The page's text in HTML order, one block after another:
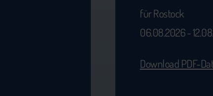
für Rostock
06.08.2026 -
Download PDF-